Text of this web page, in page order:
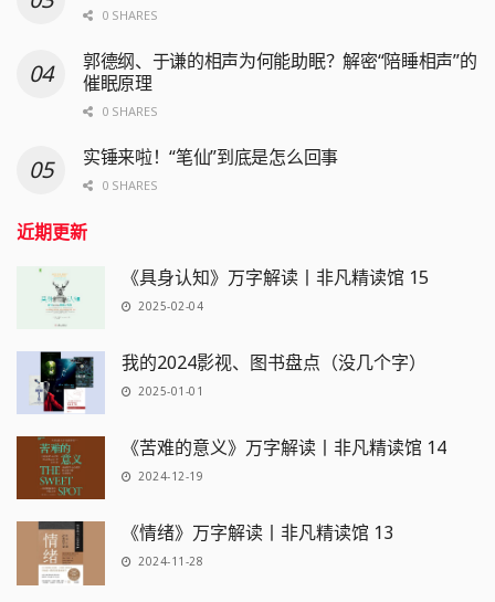
0 SHARES
郭德纲、于谦的相声为何能助眠？解密“陪睡相声”的
催眠原理
0 SHARES
实锤来啦！“笔仙”到底是怎么回事
0 SHARES
近期更新
《具身认知》万字解读丨非凡精读馆 15
2025-02-04
我的2024影视、图书盘点（没几个字）
2025-01-01
《苦难的意义》万字解读丨非凡精读馆 14
2024-12-19
《情绪》万字解读丨非凡精读馆 13
2024-11-28